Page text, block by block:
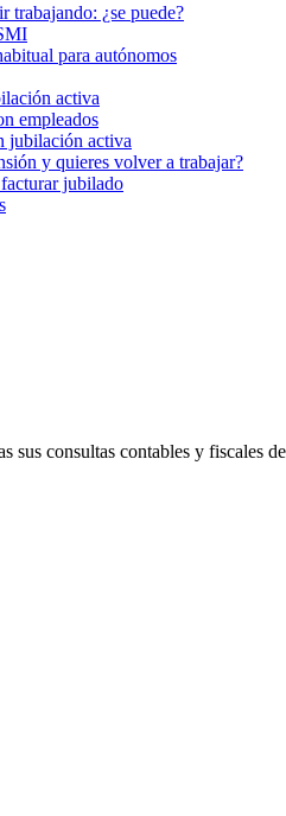
trabajando: ¿se puede?
para autónomos
activa
empleados
jubilación activa
y quieres volver a trabajar?
jubilado
sus consultas contables y fiscales